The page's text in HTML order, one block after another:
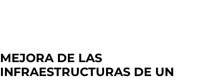
MEJORA DE LAS
INFRAESTRUCTURAS DE UN